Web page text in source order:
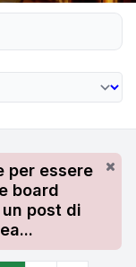
per essere
board
post di